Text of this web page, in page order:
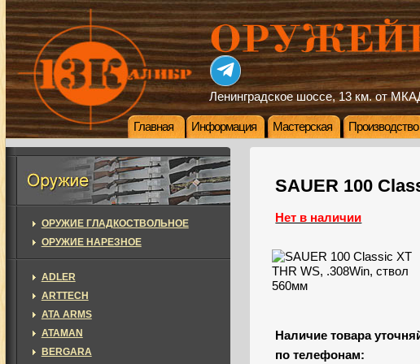
Ленинградское шоссе, 13 км. от
Главная Информация Мастерская Производство
SAUER 100
Нет в наличии
Наличие товара
по телефонам:
ОРУЖИЕ ГЛАДКОСТВОЛЬНОЕ
ОРУЖИЕ НАРЕЗНОЕ
ADLER
ARTTECH
ATA ARMS
ATAMAN
BERGARA